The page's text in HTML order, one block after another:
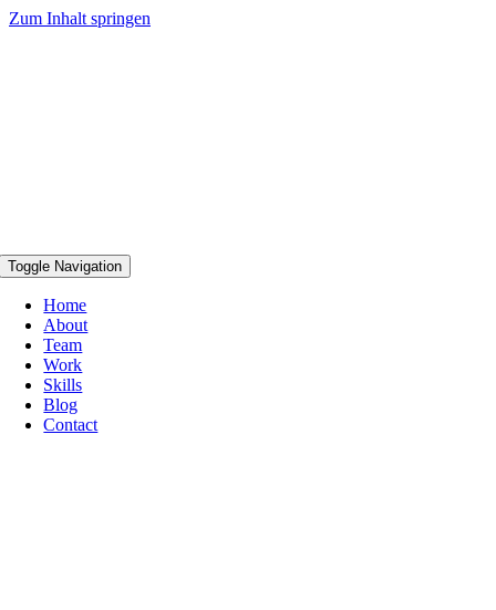
Zum Inhalt springen
Toggle Navigation
Home
About
Team
Work
Skills
Blog
Contact